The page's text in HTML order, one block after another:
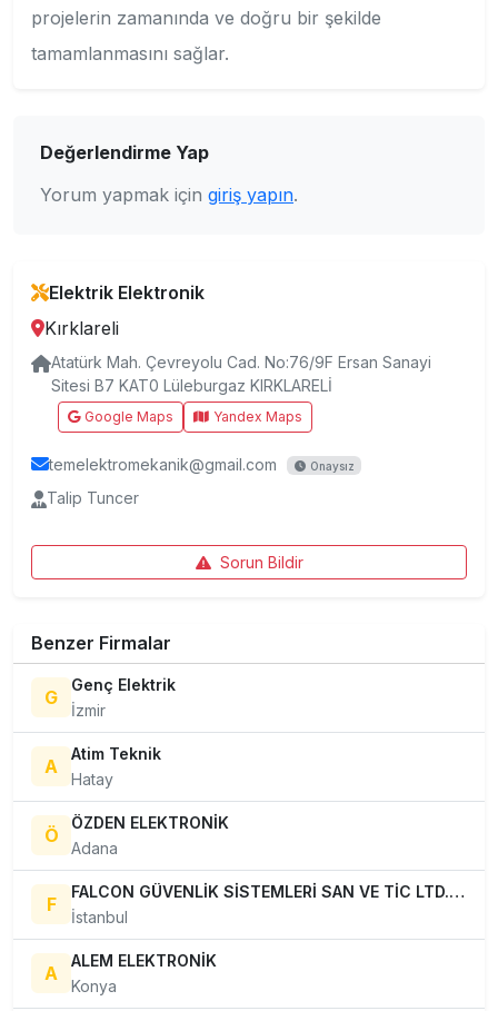
projelerin zamanında ve doğru bir şekilde
tamamlanmasını sağlar.
Değerlendirme Yap
Yorum yapmak için giriş yapın.
Elektrik Elektronik
Kırklareli
Atatürk Mah. Çevreyolu Cad. No:76/9F Ersan Sanayi
Sitesi B7 KAT0 Lüleburgaz KIRKLARELİ
Google Maps Yandex Maps
temelektromekanik@gmail.com Onaysız
Talip Tuncer
Sorun Bildir
Benzer Firmalar
G
Genç Elektrik
İzmir
A
Atim Teknik
Hatay
Ö
ÖZDEN ELEKTRONİK
Adana
F
FALCON GÜVENLİK SİSTEMLERİ SAN VE TİC LTD.ŞTİ
İstanbul
A
ALEM ELEKTRONİK
Konya